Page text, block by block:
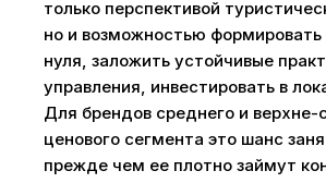
только перспективой
но и возможностью
нуля, заложить устойчивые
управления, инвестировать в
Для брендов среднего и верхне-
ценового сегмента это шанс
прежде чем ее плотно займут